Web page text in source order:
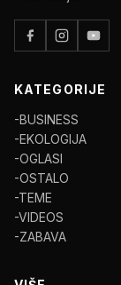
KATEGORIJE
-BUSINESS
-EKOLOGIJA
-OGLASI
-OSTALO
-TEME
-VIDEOS
-ZABAVA